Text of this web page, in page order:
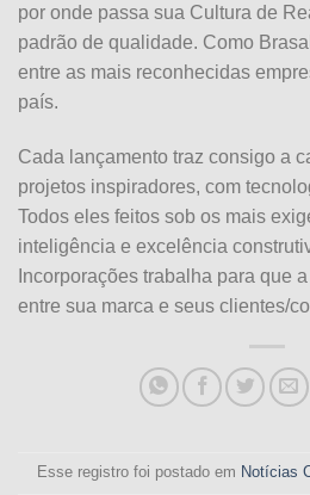
por onde passa sua Cultura de
padrão de qualidade. Como
entre as mais reconhecidas
país.
Cada lançamento traz consigo a
projetos inspiradores, com
Todos eles feitos sob os mais
inteligência e excelência
Incorporações trabalha para que
entre sua marca e seus clientes/
Esse registro foi postado em Notícias